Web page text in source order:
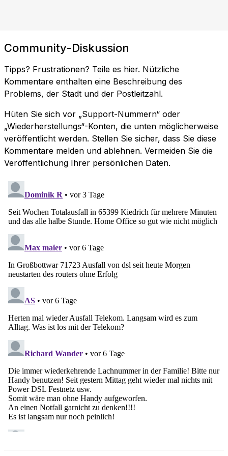
Community-Diskussion
Tipps? Frustrationen? Teile es hier. Nützliche
Kommentare enthalten eine Beschreibung des
Problems, der Stadt und der Postleitzahl.
Hüten Sie sich vor „Support-Nummern“ oder
„Wiederherstellungs“-Konten, die unten möglicherweise
veröffentlicht werden. Stellen Sie sicher, dass Sie diese
Kommentare melden und ablehnen. Vermeiden Sie die
Veröffentlichung Ihrer persönlichen Daten.